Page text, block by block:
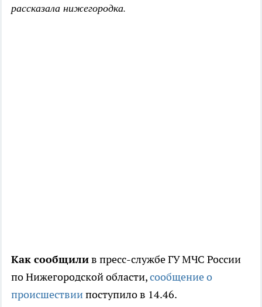
рассказала нижегородка.
Как сообщилив пресс-службе ГУ МЧС России
по Нижегородской области,сообщение о
происшествиипоступило в 14.46.